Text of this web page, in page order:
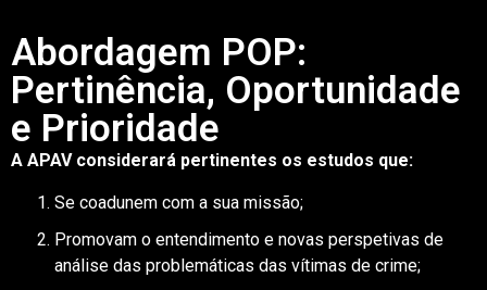
Abordagem POP:
Pertinência, Oportunidade
e Prioridade
A APAV considerará pertinentes os estudos que:
Se coadunem com a sua missão;
Promovam o entendimento e novas perspetivas de
análise das problemáticas das vítimas de crime;